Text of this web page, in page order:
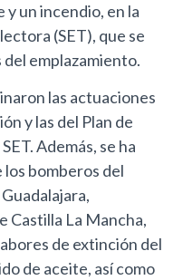
un incendio, en la
(SET), que se
emplazamiento.
las actuaciones
y las del Plan de
Además, se ha
bomberos del
Castilla La Mancha,
de extinción del
de aceite, así como